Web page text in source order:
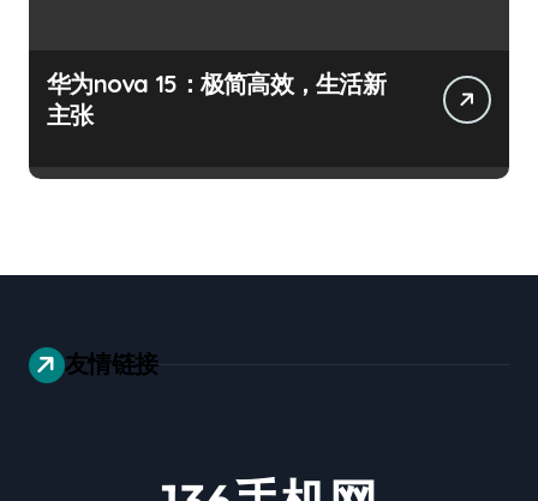
华为nova 15：极简高效，生活新
主张
友情链接